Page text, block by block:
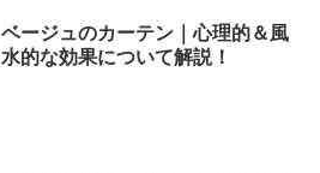
ベージュのカーテン｜心理的＆風
水的な効果について解説！